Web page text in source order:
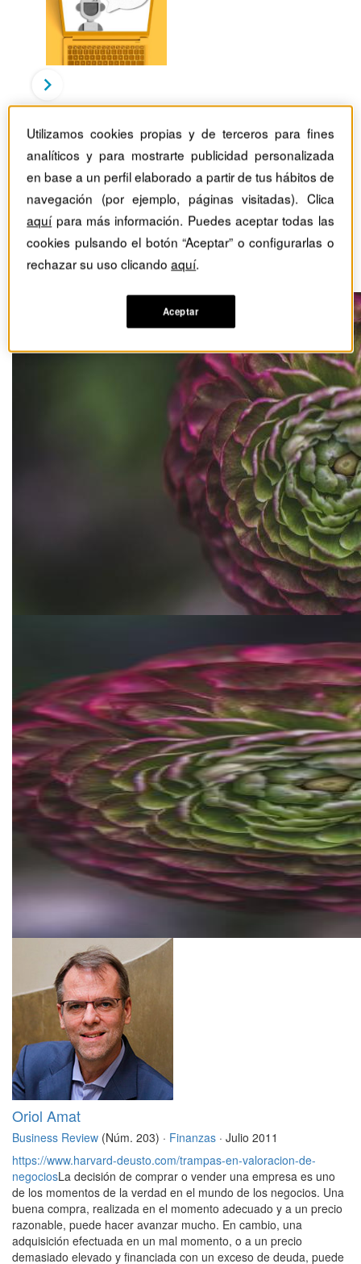
Revistas Harvard Deusto
Finanzas
Valoración de empresas: enfoques convencionales y
nuevas tendencias
Valoración de empresas:
enfoques convencionales
y nuevas tendencias
Oriol Amat
Business Review (Núm. 203) · Finanzas · Julio 2011
https://www.harvard-deusto.com/trampas-en-valoracion-de-
negociosLa decisión de comprar o vender una empresa es uno
de los momentos de la verdad en el mundo de los negocios. Una
buena compra, realizada en el momento adecuado y a un precio
razonable, puede hacer avanzar mucho. En cambio, una
adquisición efectuada en un mal momento, o a un precio
demasiado elevado y financiada con un exceso de deuda, puede
Utilizamos cookies propias y de terceros para fines
analíticos y para mostrarte publicidad personalizada
en base a un perfil elaborado a partir de tus hábitos de
navegación (por ejemplo, páginas visitadas). Clica
aquípara más información. Puedes aceptar todas las
cookies pulsando el botón “Aceptar” o configurarlas o
rechazar su uso clicandoaquí.
Aceptar